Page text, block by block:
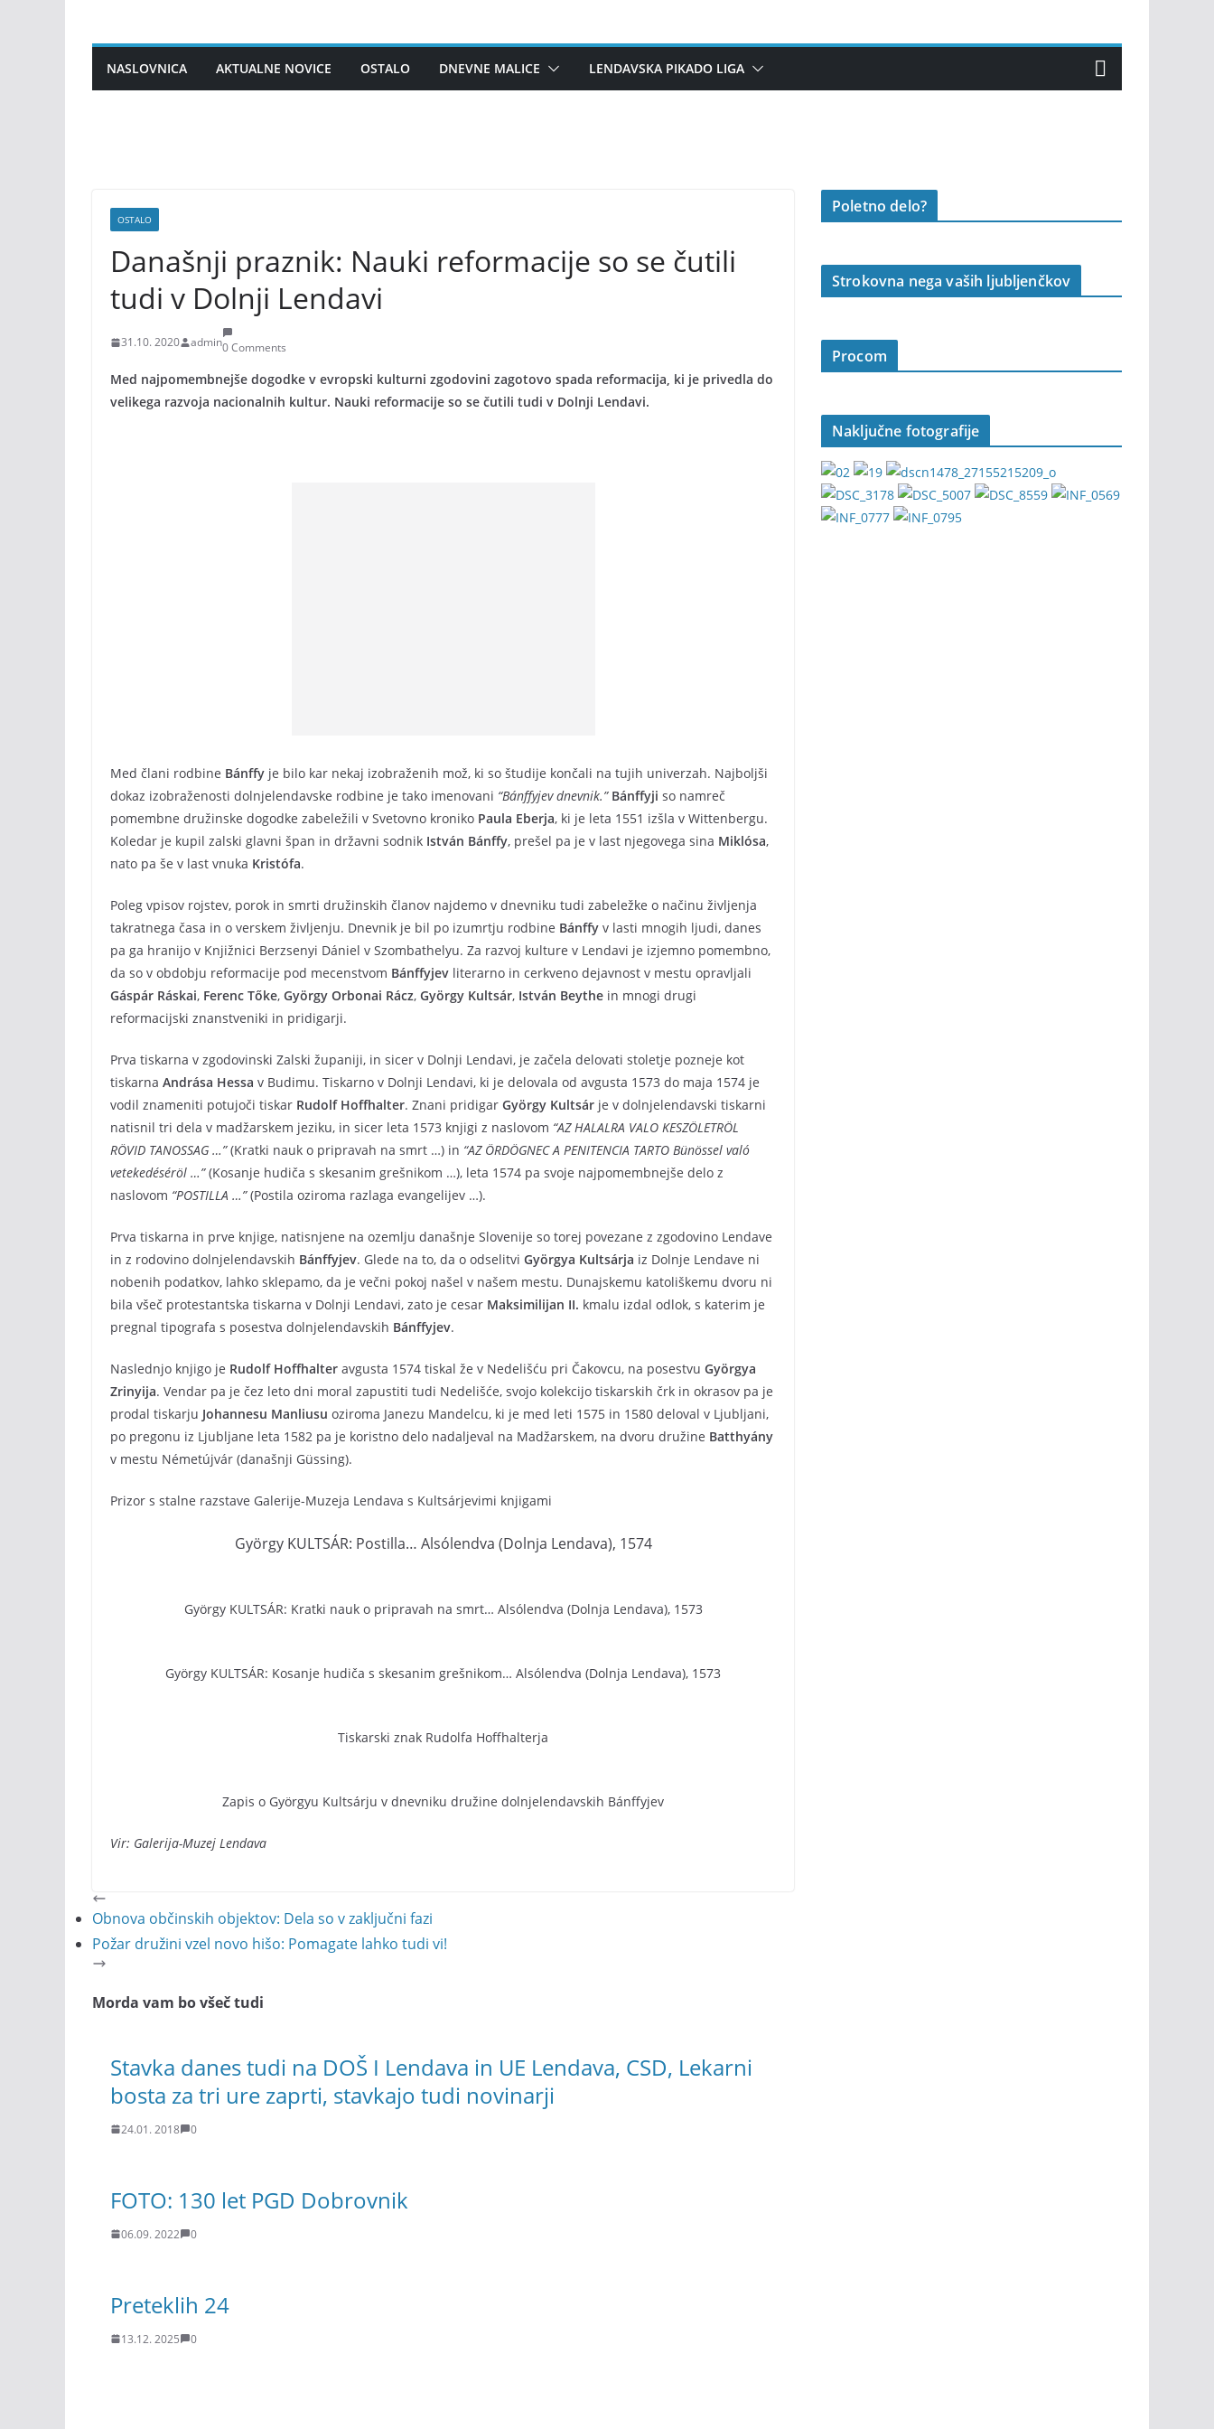
contentNASLOVNICA AKTUALNE NOVICE OSTALO DNEVNE MALICE LENDAVSKA PIKADO LIGA
OSTALO
Današnji praznik: Nauki reformacije so se čutili
tudi v Dolnji Lendavi
31.10. 2020 admin0 Comments
Med najpomembnejše dogodke v evropski kulturni zgodovini zagotovo spada reformacija, ki je privedla do
velikega razvoja nacionalnih kultur. Nauki reformacije so se čutili tudi v Dolnji Lendavi.
Med člani rodbine Bánffy je bilo kar nekaj izobraženih mož, ki so študije končali na tujih univerzah. Najboljši
dokaz izobraženosti dolnjelendavske rodbine je tako imenovani “Bánffyjev dnevnik.” Bánffyji so namreč
pomembne družinske dogodke zabeležili v Svetovno kroniko Paula Eberja, ki je leta 1551 izšla v Wittenbergu.
Koledar je kupil zalski glavni špan in državni sodnik István Bánffy, prešel pa je v last njegovega sina Miklósa,
nato pa še v last vnuka Kristófa.
Poleg vpisov rojstev, porok in smrti družinskih članov najdemo v dnevniku tudi zabeležke o načinu življenja
takratnega časa in o verskem življenju. Dnevnik je bil po izumrtju rodbine Bánffy v lasti mnogih ljudi, danes
pa ga hranijo v Knjižnici Berzsenyi Dániel v Szombathelyu. Za razvoj kulture v Lendavi je izjemno pomembno,
da so v obdobju reformacije pod mecenstvom Bánffyjev literarno in cerkveno dejavnost v mestu opravljali
Gáspár Ráskai, Ferenc Tőke, György Orbonai Rácz, György Kultsár, István Beythe in mnogi drugi
reformacijski znanstveniki in pridigarji.
Prva tiskarna v zgodovinski Zalski županiji, in sicer v Dolnji Lendavi, je začela delovati stoletje pozneje kot
tiskarna Andrása Hessa v Budimu. Tiskarno v Dolnji Lendavi, ki je delovala od avgusta 1573 do maja 1574 je
vodil znameniti potujoči tiskar Rudolf Hoffhalter. Znani pridigar György Kultsár je v dolnjelendavski tiskarni
natisnil tri dela v madžarskem jeziku, in sicer leta 1573 knjigi z naslovom “AZ HALALRA VALO KESZÖLETRÖL
RÖVID TANOSSAG …”(Kratki nauk o pripravah na smrt …) in “AZ ÖRDÖGNEC A PENITENCIA TARTO Bünössel való
vetekedéséröl …”(Kosanje hudiča s skesanim grešnikom …), leta 1574 pa svoje najpomembnejše delo z
naslovom “POSTILLA …”(Postila oziroma razlaga evangelijev …).
Prva tiskarna in prve knjige, natisnjene na ozemlju današnje Slovenije so torej povezane z zgodovino Lendave
in z rodovino dolnjelendavskih Bánffyjev. Glede na to, da o odselitvi Györgya Kultsárja iz Dolnje Lendave ni
nobenih podatkov, lahko sklepamo, da je večni pokoj našel v našem mestu. Dunajskemu katoliškemu dvoru ni
bila všeč protestantska tiskarna v Dolnji Lendavi, zato je cesar Maksimilijan II. kmalu izdal odlok, s katerim je
pregnal tipografa s posestva dolnjelendavskih Bánffyjev.
Naslednjo knjigo je Rudolf Hoffhalter avgusta 1574 tiskal že v Nedelišću pri Čakovcu, na posestvu Györgya
Zrinyija. Vendar pa je čez leto dni moral zapustiti tudi Nedelišće, svojo kolekcijo tiskarskih črk in okrasov pa je
prodal tiskarju Johannesu Manliusu oziroma Janezu Mandelcu, ki je med leti 1575 in 1580 deloval v Ljubljani,
po pregonu iz Ljubljane leta 1582 pa je koristno delo nadaljeval na Madžarskem, na dvoru družine Batthyány
v mestu Németújvár (današnji Güssing).
Prizor s stalne razstave Galerije-Muzeja Lendava s Kultsárjevimi knjigami
György KULTSÁR: Postilla… Alsólendva (Dolnja Lendava), 1574
György KULTSÁR: Kratki nauk o pripravah na smrt… Alsólendva (Dolnja Lendava), 1573
György KULTSÁR: Kosanje hudiča s skesanim grešnikom… Alsólendva (Dolnja Lendava), 1573
Tiskarski znak Rudolfa Hoffhalterja
Zapis o Györgyu Kultsárju v dnevniku družine dolnjelendavskih Bánffyjev
Vir: Galerija-Muzej Lendava
Obnova občinskih objektov: Dela so v zaključni fazi
Požar družini vzel novo hišo: Pomagate lahko tudi vi!
Morda vam bo všeč tudi
Stavka danes tudi na DOŠ I Lendava in UE Lendava, CSD, Lekarni
bosta za tri ure zaprti, stavkajo tudi novinarji
24.01. 2018 0
FOTO: 130 let PGD Dobrovnik
06.09. 2022 0
Preteklih 24
13.12. 2025 0
Poletno delo?
Strokovna nega vaših ljubljenčkov
Procom
Naključne fotografije